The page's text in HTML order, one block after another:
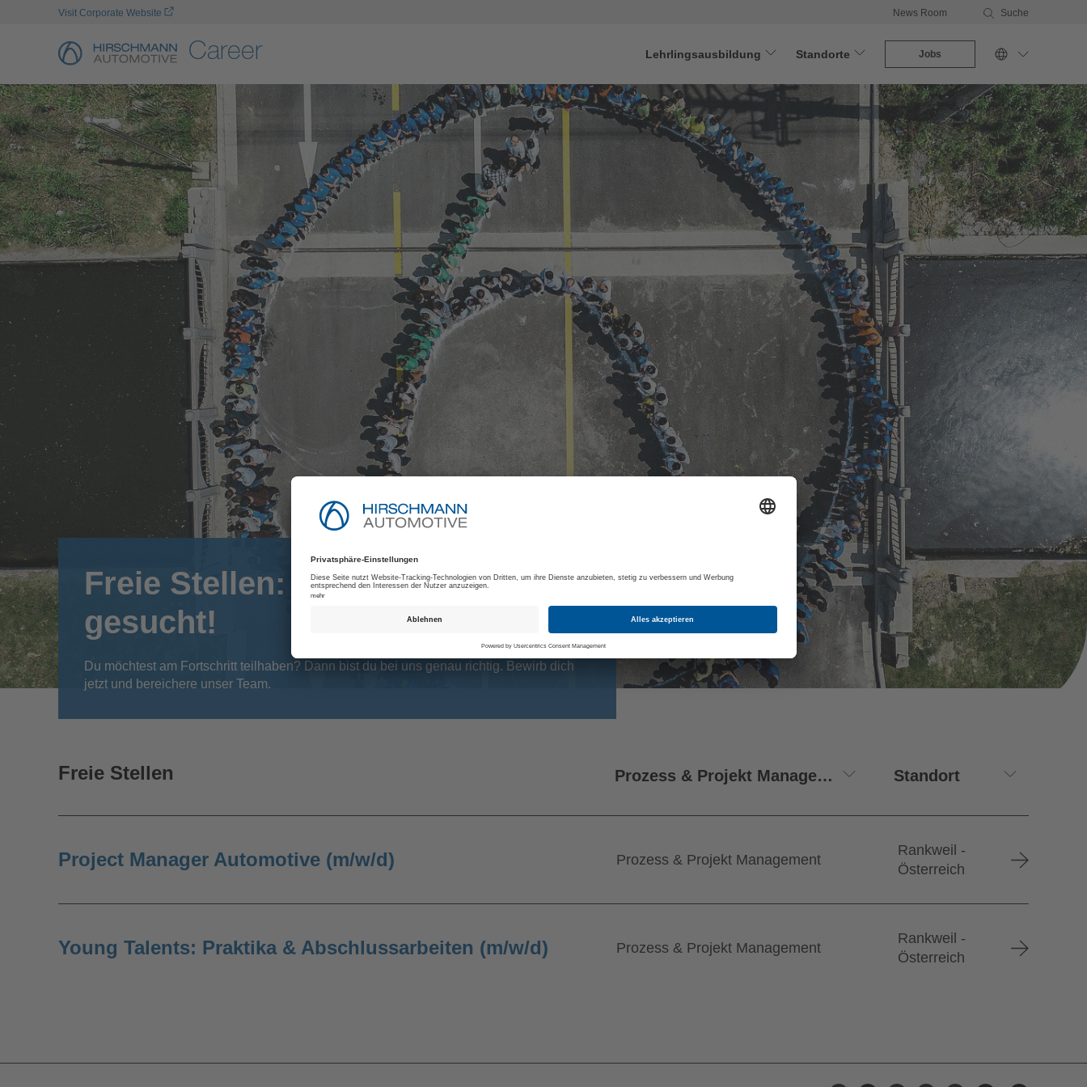
Visit Corporate Website News Room Suche
Career Lehrlingsausbildung Standorte Jobs
Freie Stellen: Platzhirsche*
gesucht!
Du möchtest am Fortschritt teilhaben? Dann bist du bei uns genau richtig. Bewirb dich
jetzt und bereichere unser Team.
Freie Stellen
Project Manager Automotive (m/w/d) Prozess & Projekt Management
Rankweil -
Österreich
Young Talents: Praktika & Abschlussarbeiten (m/w/d) Prozess & Projekt Management
Rankweil -
Österreich